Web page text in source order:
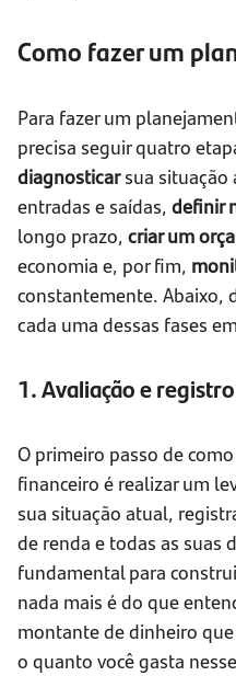
Como fazer um
Para fazer um
precisa seguir quatro
diagnosticarsua situação
entradas e saídas, definir
longo prazo, criar um
economia e, por fim,
constantemente. Abaixo,
cada uma dessas fases
1. Avaliação e registro
O primeiro passo de
financeiro é realizar um
sua situação atual,
de renda e todas as suas
fundamental para
nada mais é do que
montante de dinheiro
o quanto você gasta